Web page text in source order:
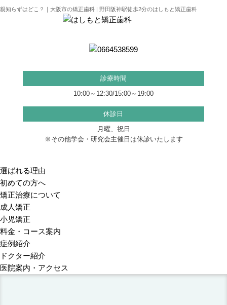
親知らずはどこ？｜大阪市の矯正歯科 | 野田阪神駅徒歩2分のはしもと矯正歯科
診療時間
10:00～12:30/15:00～19:00
休診日
月曜、祝日
※その他学会・研究会主催日は休診いたします
選ばれる理由
初めての方へ
矯正治療について
成人矯正
小児矯正
料金・コース案内
症例紹介
ドクター紹介
医院案内・アクセス